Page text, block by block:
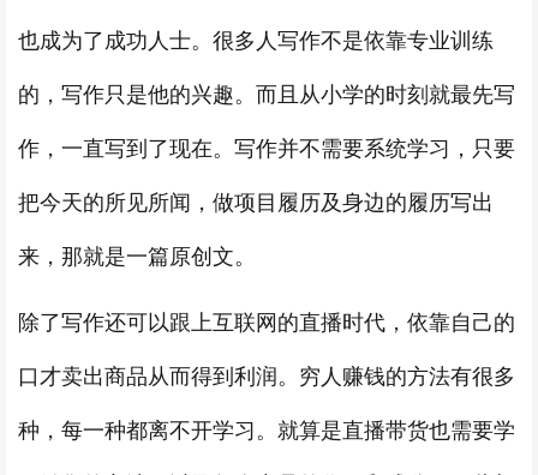
也成为了成功人士。很多人写作不是依靠专业训练
的，写作只是他的兴趣。而且从小学的时刻就最先写
作，一直写到了现在。写作并不需要系统学习，只要
把今天的所见所闻，做项目履历及身边的履历写出
来，那就是一篇原创文。
除了写作还可以跟上互联网的直播时代，依靠自己的
口才卖出商品从而得到利润。穷人赚钱的方法有很多
种，每一种都离不开学习。就算是直播带货也需要学